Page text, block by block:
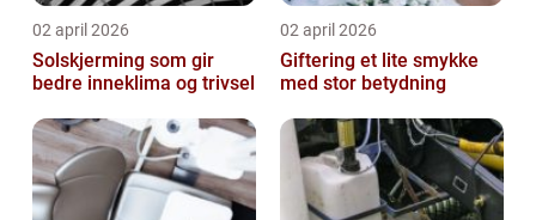
02 april 2026
Solskjerming som gir
bedre inneklima og trivsel
02 april 2026
Giftering et lite smykke
med stor betydning